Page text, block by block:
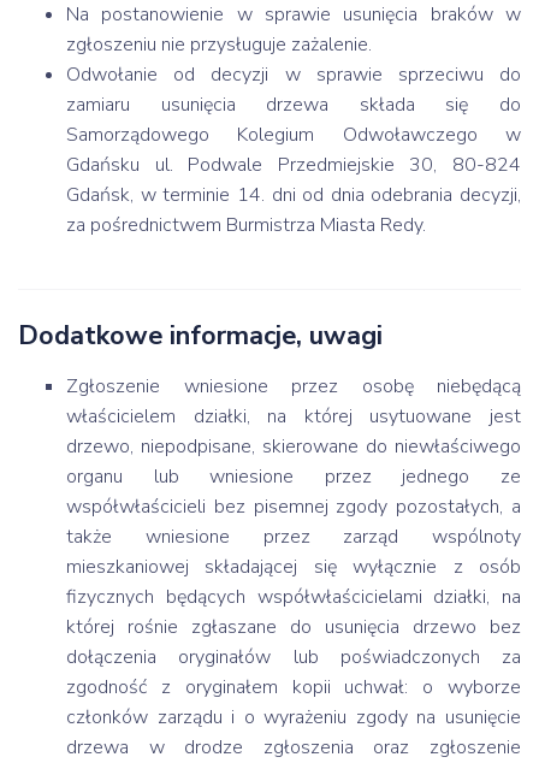
Na postanowienie w sprawie usunięcia braków w
zgłoszeniu nie przysługuje zażalenie.
Odwołanie od decyzji w sprawie sprzeciwu do
zamiaru usunięcia drzewa składa się do
Samorządowego Kolegium Odwoławczego w
Gdańsku ul. Podwale Przedmiejskie 30, 80-824
Gdańsk, w terminie 14. dni od dnia odebrania decyzji,
za pośrednictwem Burmistrza Miasta Redy.
Dodatkowe informacje, uwagi
Zgłoszenie wniesione przez osobę niebędącą
właścicielem działki, na której usytuowane jest
drzewo, niepodpisane, skierowane do niewłaściwego
organu lub wniesione przez jednego ze
współwłaścicieli bez pisemnej zgody pozostałych, a
także wniesione przez zarząd wspólnoty
mieszkaniowej składającej się wyłącznie z osób
fizycznych będących współwłaścicielami działki, na
której rośnie zgłaszane do usunięcia drzewo bez
dołączenia oryginałów lub poświadczonych za
zgodność z oryginałem kopii uchwał: o wyborze
członków zarządu i o wyrażeniu zgody na usunięcie
drzewa w drodze zgłoszenia oraz zgłoszenie